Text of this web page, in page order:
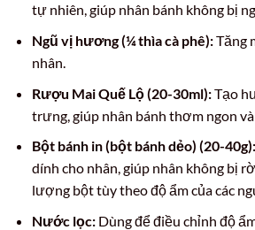
tự nhiên, giúp nhân bánh không bị
Ngũ vị hương (¼ thìa cà phê):Tăng
nhân.
Rượu Mai Quế Lộ (20-30ml):Tạo
trưng, giúp nhân bánh thơm ngon
Bột bánh in (bột bánh dẻo) (20-40g):
dính cho nhân, giúp nhân không bị
lượng bột tùy theo độ ẩm của các
Nước lọc:Dùng để điều chỉnh độ